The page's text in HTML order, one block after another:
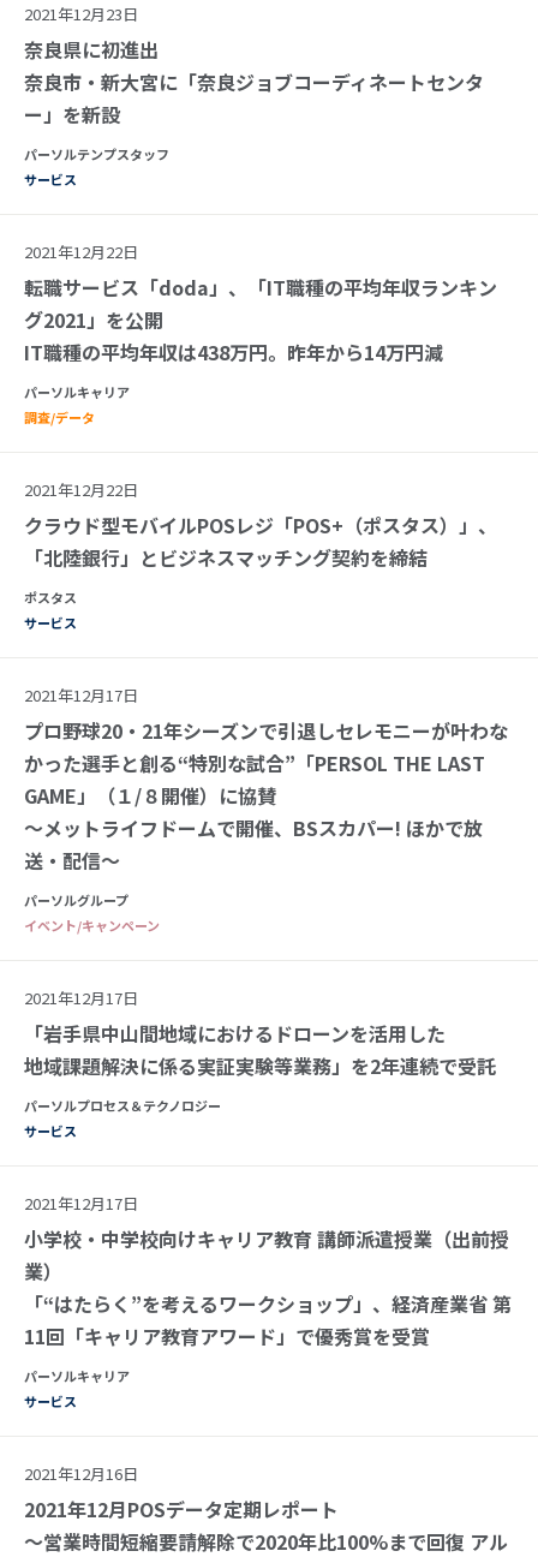
2021年12月23日
奈良県に初進出
奈良市・新大宮に「奈良ジョブコーディネートセンタ
ー」を新設
パーソルテンプスタッフ
サービス
2021年12月22日
転職サービス「doda」、「IT職種の平均年収ランキン
グ2021」を公開
IT職種の平均年収は438万円。昨年から14万円減
パーソルキャリア
調査/データ
2021年12月22日
クラウド型モバイルPOSレジ「POS+（ポスタス）」、
「北陸銀行」とビジネスマッチング契約を締結
ポスタス
サービス
2021年12月17日
プロ野球20・21年シーズンで引退しセレモニーが叶わな
かった選手と創る“特別な試合”「PERSOL THE LAST
GAME」（１/８開催）に協賛
～メットライフドームで開催、BSスカパー! ほかで放
送・配信～
パーソルグループ
イベント/キャンペーン
2021年12月17日
「岩手県中山間地域におけるドローンを活用した
地域課題解決に係る実証実験等業務」を2年連続で受託
パーソルプロセス＆テクノロジー
サービス
2021年12月17日
小学校・中学校向けキャリア教育 講師派遣授業（出前授
業）
「“はたらく”を考えるワークショップ」、経済産業省 第
11回「キャリア教育アワード」で優秀賞を受賞
パーソルキャリア
サービス
2021年12月16日
2021年12月POSデータ定期レポート
～営業時間短縮要請解除で2020年比100%まで回復 アル